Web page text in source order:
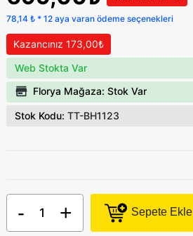
78,14 ₺ * 12 aya varan ödeme seçenekleri
Kazancınız 173,00₺
Web Stokta Var
Florya Mağaza: Stok Var
Stok Kodu: TT-BH1123
- + Sepete Ekle